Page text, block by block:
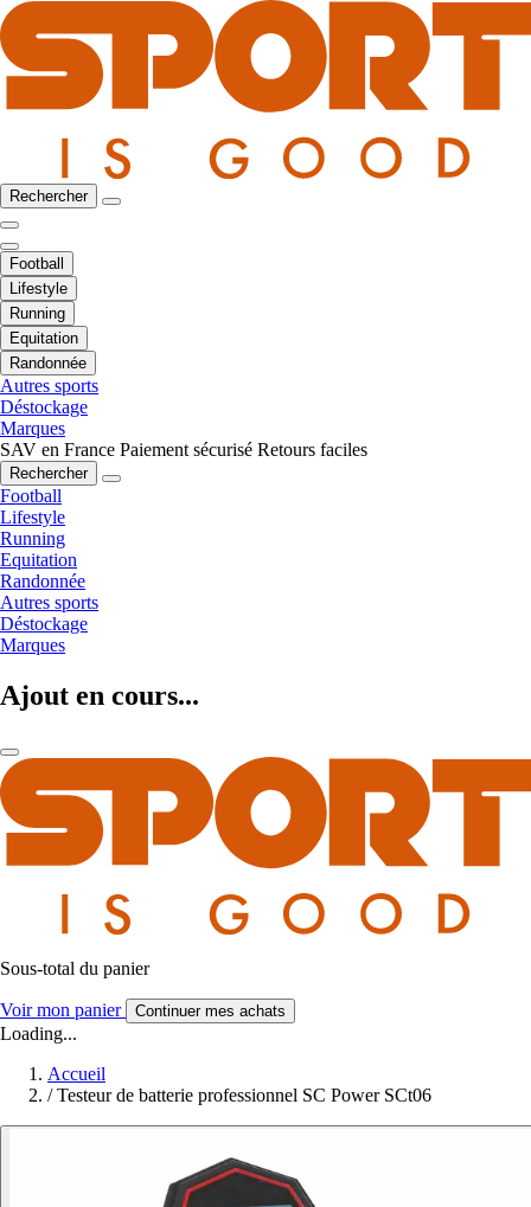
Rechercher
Football
Lifestyle
Running
Equitation
Randonnée
Autres sports
Déstockage
Marques
SAV en France Paiement sécurisé Retours faciles
Rechercher
Football
Lifestyle
Running
Equitation
Randonnée
Autres sports
Déstockage
Marques
Ajout en cours...
Sous-total du panier
Voir mon panier Continuer mes achats
Loading...
Accueil
/ Testeur de batterie professionnel SC Power SCt06